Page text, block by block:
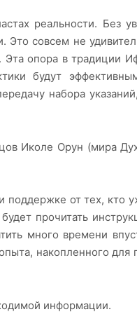
реальности. Без
совсем не
Эта опора в традиции
будут
набора
Иколе Орун (мира
поддержке от тех, кто
прочитать
много времени
накопленного для
информации.